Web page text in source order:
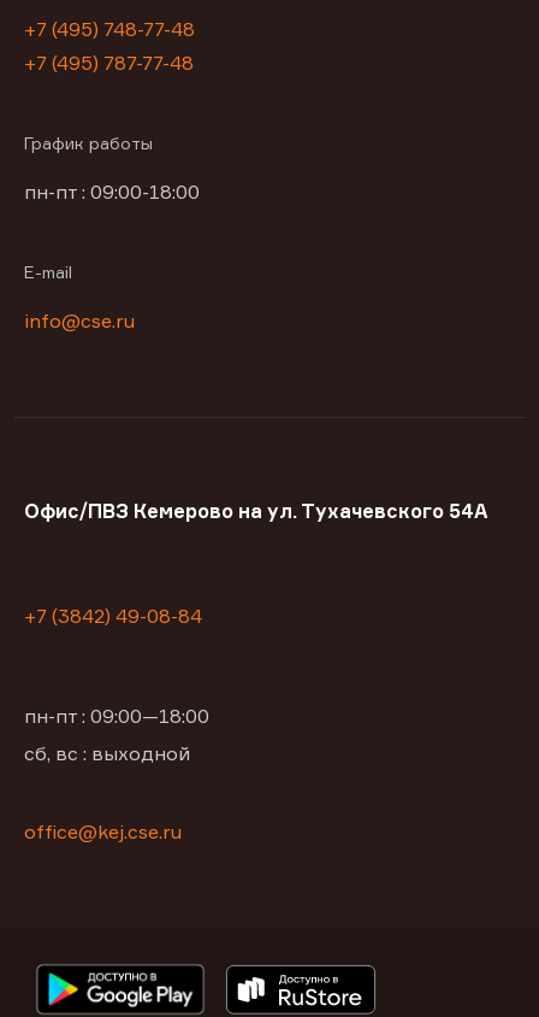
+7 (495) 748-77-48
+7 (495) 787-77-48
График работы
пн-пт : 09:00-18:00
E-mail
info@cse.ru
Офис/ПВЗ Кемерово на ул. Тухачевского 54А
+7 (3842) 49-08-84
пн-пт : 09:00—18:00
сб, вс : выходной
office@kej.cse.ru